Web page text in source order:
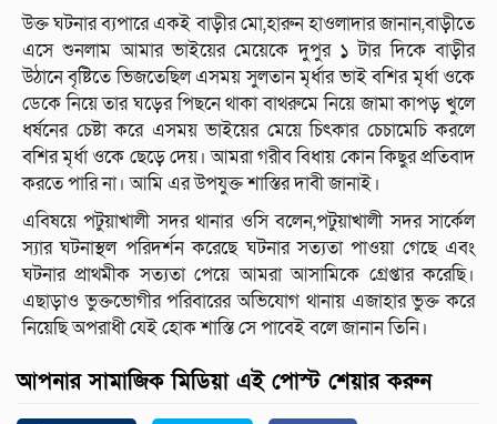
উক্ত ঘটনার ব্যপারে একই বাড়ীর মো,হারুন হাওলাদার জানান,বাড়ীতে
এসে শুনলাম আমার ভাইয়ের মেয়েকে দুপুর ১ টার দিকে বাড়ীর
উঠানে বৃষ্টিতে ভিজতেছিল এসময় সুলতান মৃর্ধার ভাই বশির মৃর্ধা ওকে
ডেকে নিয়ে তার ঘড়ের পিছনে থাকা বাথরুমে নিয়ে জামা কাপড় খুলে
ধর্ষনের চেষ্টা করে এসময় ভাইয়ের মেয়ে চিৎকার চেচামেচি করলে
বশির মৃর্ধা ওকে ছেড়ে দেয়। আমরা গরীব বিধায় কোন কিছুর প্রতিবাদ
করতে পারি না। আমি এর উপযুক্ত শাস্তির দাবী জানাই।
এবিষয়ে পটুয়াখালী সদর থানার ওসি বলেন,পটুয়াখালী সদর সার্কেল
স্যার ঘটনাস্থল পরিদর্শন করেছে ঘটনার সত্যতা পাওয়া গেছে এবং
ঘটনার প্রাথমীক সত্যতা পেয়ে আমরা আসামিকে গ্রেপ্তার করেছি।
এছাড়াও ভুক্তভোগীর পরিবারের অভিযোগ থানায় এজাহার ভুক্ত করে
নিয়েছি অপরাধী যেই হোক শাস্তি সে পাবেই বলে জানান তিনি।
আপনার সামাজিক মিডিয়া এই পোস্ট শেয়ার করুন